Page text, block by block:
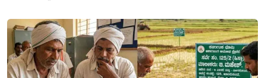
ವಿದ್ಯಾರ್ಥಿವೇತನವನ್ನು(Scholarship Application) ಪಡೆಯಲು ವಿದ್ಯಾರ್ಥಿಗಳಿಗೆ ಅರ್ಜಿ ಸಲ್ಲಿಸಲು
ಸರಳ...